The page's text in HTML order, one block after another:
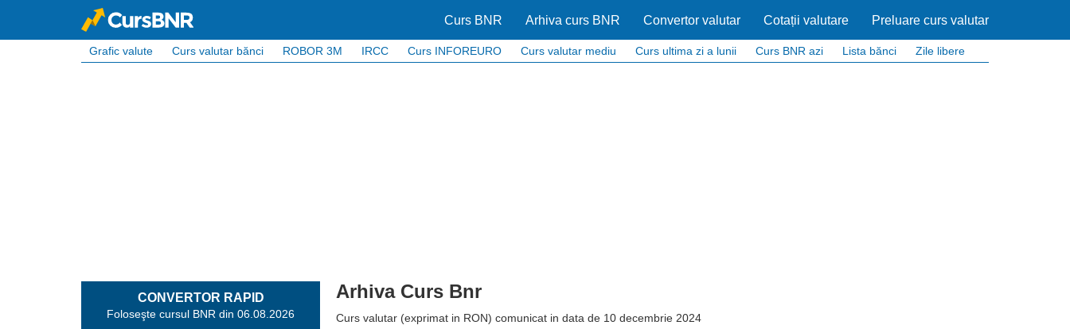
Curs BNR Arhiva curs BNR Convertor valutar Cotații valutare Preluare curs valutar
Grafic valute Curs valutar bănci ROBOR 3M IRCC Curs INFOREURO Curs valutar mediu Curs ultima zi a lunii Curs BNR azi Lista bănci Zile libere
CONVERTOR RAPID
Foloseşte cursul BNR din 06.08.2026
Arhiva Curs Bnr
Curs valutar (exprimat in RON) comunicat in data de 10 decembrie 2024